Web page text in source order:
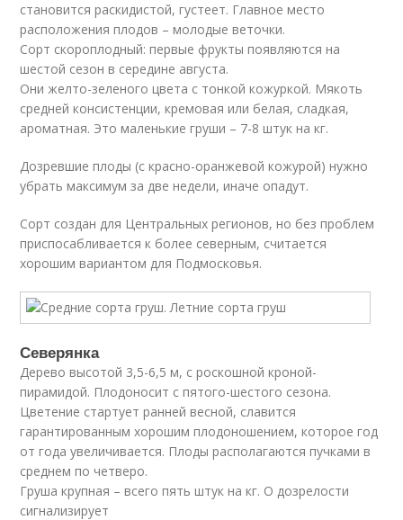
становится раскидистой, густеет. Главное место
расположения плодов – молодые веточки.
Сорт скороплодный: первые фрукты появляются на
шестой сезон в середине августа.
Они желто-зеленого цвета с тонкой кожуркой. Мякоть
средней консистенции, кремовая или белая, сладкая,
ароматная. Это маленькие груши – 7-8 штук на кг.
Дозревшие плоды (с красно-оранжевой кожурой) нужно
убрать максимум за две недели, иначе опадут.
Сорт создан для Центральных регионов, но без проблем
приспосабливается к более северным, считается
хорошим вариантом для Подмосковья.
Северянка
Дерево высотой 3,5-6,5 м, с роскошной кроной-
пирамидой. Плодоносит с пятого-шестого сезона.
Цветение стартует ранней весной, славится
гарантированным хорошим плодоношением, которое год
от года увеличивается. Плоды располагаются пучками в
среднем по четверо.
Груша крупная – всего пять штук на кг. О дозрелости
сигнализирует